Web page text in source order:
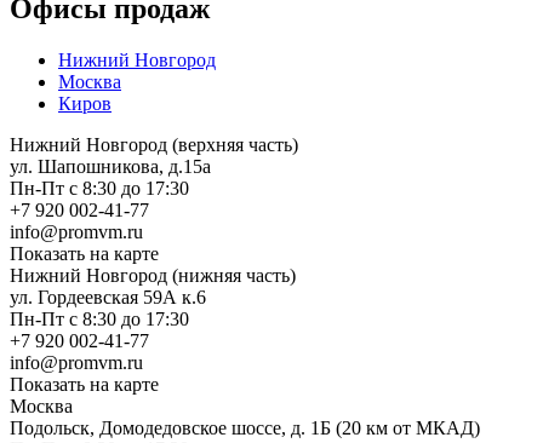
Офисы продаж
Нижний Новгород
Москва
Киров
Нижний Новгород (верхняя часть)
ул. Шапошникова, д.15а
Пн-Пт с 8:30 до 17:30
+7 920 002-41-77
info@promvm.ru
Показать на карте
Нижний Новгород (нижняя часть)
ул. Гордеевская 59А к.6
Пн-Пт с 8:30 до 17:30
+7 920 002-41-77
info@promvm.ru
Показать на карте
Москва
Подольск, Домодедовское шоссе, д. 1Б (20 км от МКАД)